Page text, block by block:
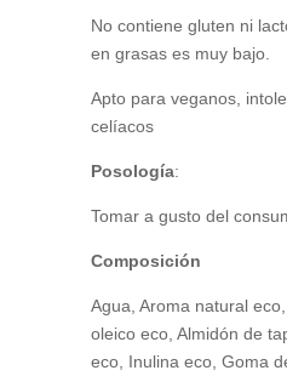
No contiene gluten ni
en grasas es muy bajo.
Apto para veganos,
celíacos
Posología:
Tomar a gusto del
Composición
Agua, Aroma natural
oleico eco, Almidón de
eco, Inulina eco, Goma